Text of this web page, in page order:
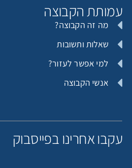
הקבוצה
מה זה הקבוצה?
שאלות ותשובות
למי אפשר לעזור?
אנשי הקבוצה
אחרינו בפייסבוק